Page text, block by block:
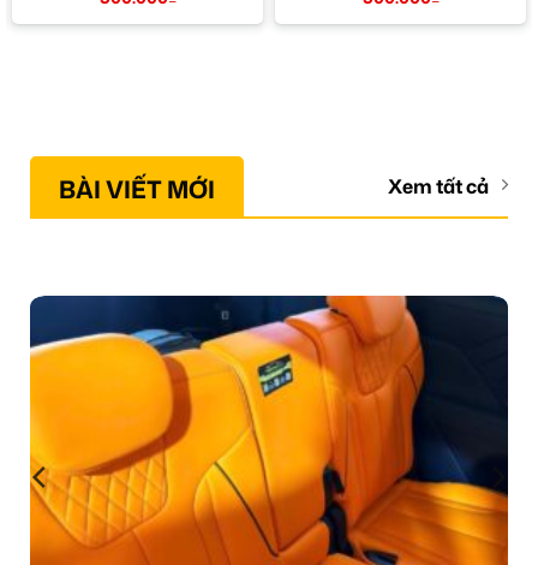
BÀI VIẾT MỚI Xem tất cả